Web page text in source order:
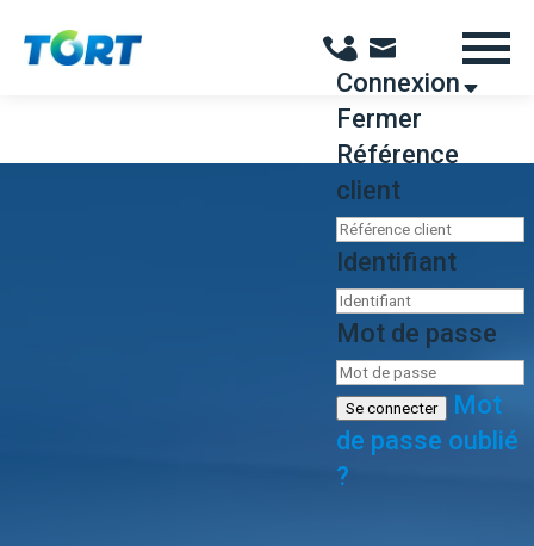
Connexion
Fermer
Référence
client
Identifiant
Mot de passe
Se connecter
Mot
de passe oublié
?